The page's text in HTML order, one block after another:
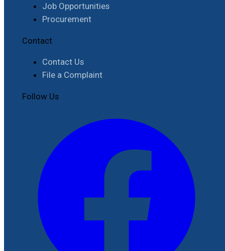
Job Opportunities
Procurement
Contact
Contact Us
File a Complaint
Follow Us